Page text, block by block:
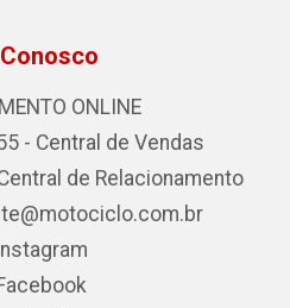
ONLINE
- Central de Vendas
de Relacionamento